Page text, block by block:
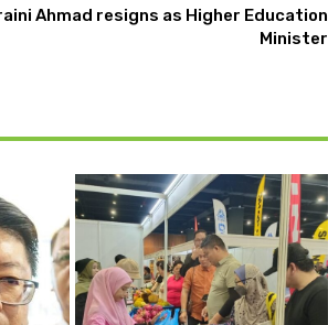
Ahmad resigns as Higher Education
Minister